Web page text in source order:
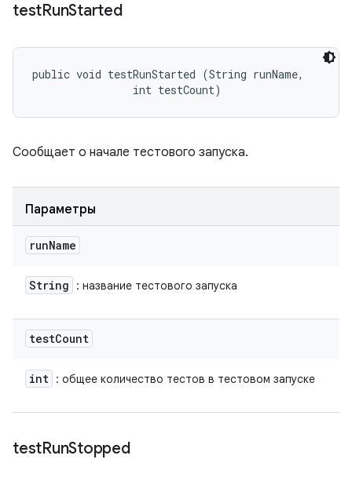
testRunStarted
public void testRunStarted (String runName,
                int testCount)
Сообщает о начале тестового запуска.
Параметры
runName
String : название тестового запуска
testCount
int : общее количество тестов в тестовом запуске
testRunStopped